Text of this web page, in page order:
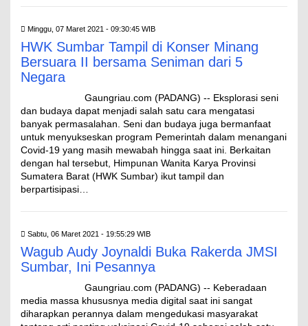
Minggu, 07 Maret 2021 - 09:30:45 WIB
HWK Sumbar Tampil di Konser Minang
Bersuara II bersama Seniman dari 5
Negara
Gaungriau.com (PADANG) -- Eksplorasi seni
dan budaya dapat menjadi salah satu cara mengatasi
banyak permasalahan. Seni dan budaya juga bermanfaat
untuk menyukseskan program Pemerintah dalam menangani
Covid-19 yang masih mewabah hingga saat ini. Berkaitan
dengan hal tersebut, Himpunan Wanita Karya Provinsi
Sumatera Barat (HWK Sumbar) ikut tampil dan
berpartisipasi…
Sabtu, 06 Maret 2021 - 19:55:29 WIB
Wagub Audy Joynaldi Buka Rakerda JMSI
Sumbar, Ini Pesannya
Gaungriau.com (PADANG) -- Keberadaan
media massa khususnya media digital saat ini sangat
diharapkan perannya dalam mengedukasi masyarakat